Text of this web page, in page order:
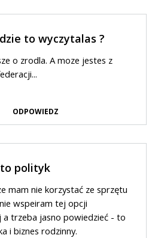
to wyczytalas ?
o zrodla. A moze jestes z
ODPOWIEDZ
polityk
mam nie korzystać ze sprzętu
wspeiram tej opcji
a trzeba jasno powiedzieć - to
i biznes rodzinny.